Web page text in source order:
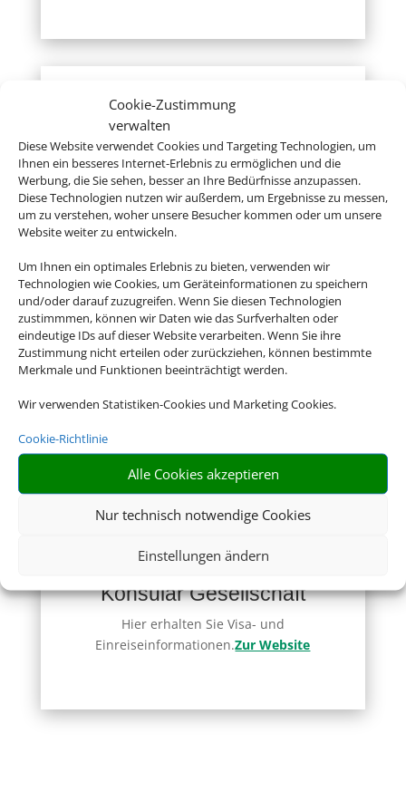
Cookie-Zustimmung
verwalten
Diese Website verwendet Cookies und Targeting Technologien, um
Ihnen ein besseres Internet-Erlebnis zu ermöglichen und die
Werbung, die Sie sehen, besser an Ihre Bedürfnisse anzupassen.
Diese Technologien nutzen wir außerdem, um Ergebnisse zu messen,
um zu verstehen, woher unsere Besucher kommen oder um unsere
Website weiter zu entwickeln.
Um Ihnen ein optimales Erlebnis zu bieten, verwenden wir
Technologien wie Cookies, um Geräteinformationen zu speichern
und/oder darauf zuzugreifen. Wenn Sie diesen Technologien
zustimmmen, können wir Daten wie das Surfverhalten oder
eindeutige IDs auf dieser Website verarbeiten. Wenn Sie ihre
Zustimmung nicht erteilen oder zurückziehen, können bestimmte
Merkmale und Funktionen beeinträchtigt werden.
Wir verwenden Statistiken-Cookies und Marketing Cookies.
Cookie-Richtlinie
Alle Cookies akzeptieren
Nur technisch notwendige Cookies
Einstellungen ändern
Reisemedizin
Hier erhalten Sie kompetente
reisemedizinische Beratung für Ihr
Ferienziel.Zur Website
Auswärtiges Amt
Hier gibt´s Infos zu Ländern, Visa, Europa
und einigem mehr
Zur Website
Deutsche Visa und
Konsular Gesellschaft
Hier erhalten Sie Visa- und
Einreiseinformationen.Zur Website